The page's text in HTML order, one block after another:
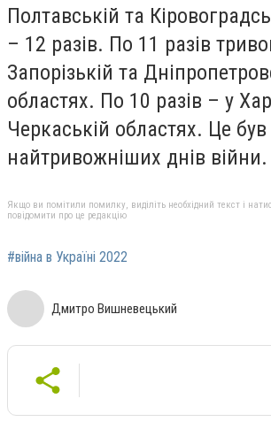
Полтавській та
– 12 разів. По 11 разів
Запорізькій та
областях. По 10 разів – у
Черкаській областях. Це
найтривожніших днів війни.
Якщо ви помітили помилку, виділіть необхідний текст і
повідомити про це редакцію
#війна в Україні 2022
Дмитро Вишневецький